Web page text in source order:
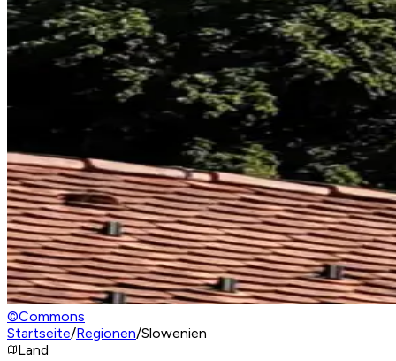
©Commons
Startseite/Regionen/Slowenien
Land